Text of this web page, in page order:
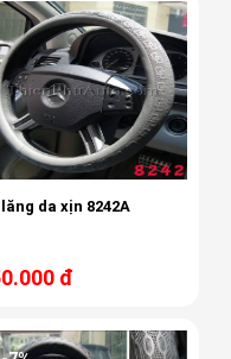
Vô lăng da xịn 8242A
đ